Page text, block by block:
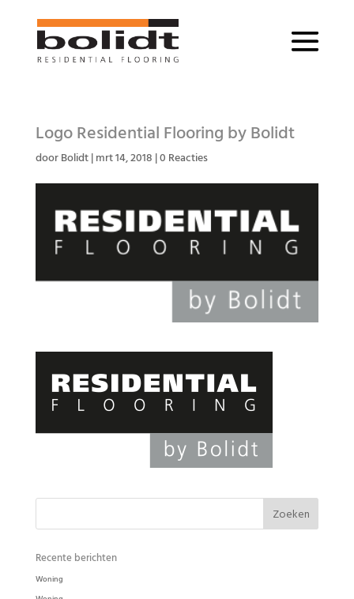
Logo Residential Flooring by Bolidt
doorBolidt|mrt 14, 2018 |0 Reacties
Recente berichten
Woning